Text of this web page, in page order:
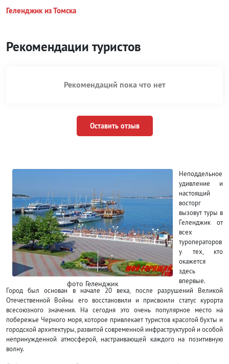
Геленджик из Томска
Рекомендации туристов
Рекомендаций пока что нет
Оставить отзыв
фото Геленджик
Неподдельное
удивление и
настоящий
восторг
вызовут туры в
Геленджик от
всех
туроператоров
у тех, кто
окажется
здесь
впервые.
Город был основан в начале 20 века, после разрушений Великой
Отечественной Войны его восстановили и присвоили статус курорта
всесоюзного значения. На сегодня это очень популярное место на
побережье Черного моря, которое привлекает туристов красотой бухты и
городской архитектуры, развитой современной инфраструктурой и особой
непринужденной атмосферой, настраивающей каждого на позитивную
волну.